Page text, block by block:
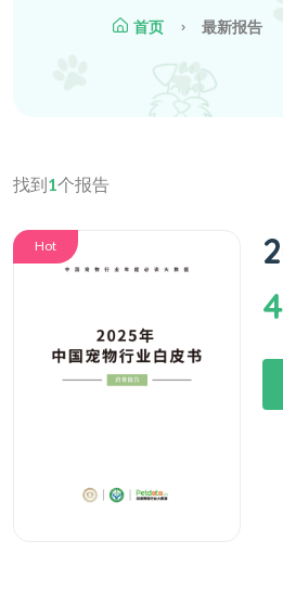
首页 最新报告
找到1个报告
Hot